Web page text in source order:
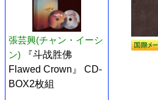
張芸興(チャン・イーシ
ン)
『斗战胜佛
Flawed Crown』 CD-
BOX2枚組